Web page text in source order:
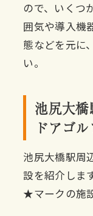
ので、いくつ
囲気や導入機
態などを元に
い。
池尻大
ドアゴ
池尻大橋駅周
設を紹介します
★マークの施